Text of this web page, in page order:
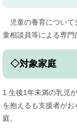
児童の養育について
童相談員等による専門
◇対象家庭
1.生後1年未満の乳児
を抱えるも支援者が
庭。